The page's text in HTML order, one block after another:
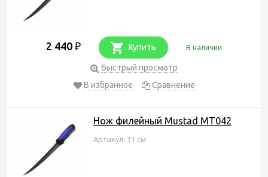
2 440 ₽ Купить В наличии
Быстрый просмотр
В избранное
Сравнение
Нож филейный Mustad MT042
Артикул: 31 см